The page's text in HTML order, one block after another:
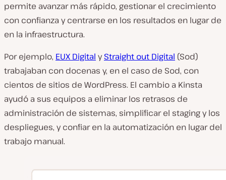
permite avanzar más rápido, gestionar el crecimiento
con confianza y centrarse en los resultados en lugar de
en la infraestructura.
Por ejemplo, EUX Digital yStraight out Digital (Sod)
trabajaban con docenas y, en el caso de Sod, con
cientos de sitios de WordPress. El cambio a Kinsta
ayudó a sus equipos a eliminar los retrasos de
administración de sistemas, simplificar el staging y los
despliegues, y confiar en la automatización en lugar del
trabajo manual.